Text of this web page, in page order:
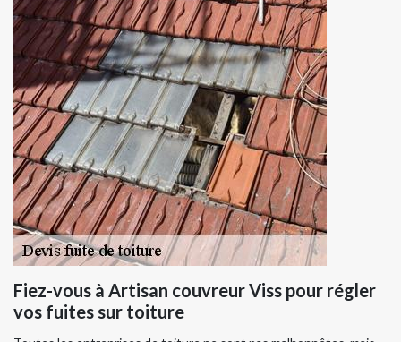
Fiez-vous à Artisan couvreur Viss pour régler
vos fuites sur toiture